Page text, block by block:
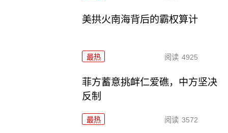
美拱火南海背后的霸权算计
最热 阅读 4925
菲方蓄意挑衅仁爱礁，中方坚决
反制
最热 阅读 3572